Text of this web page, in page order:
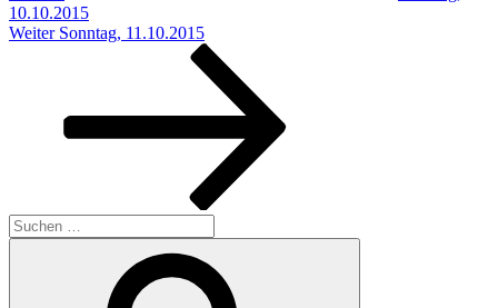
10.10.2015
Nächster
Weiter Sonntag, 11.10.2015
Suchen
nach: